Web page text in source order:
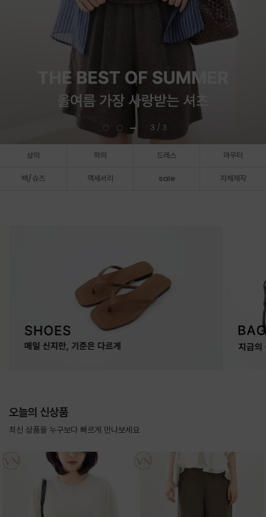
3 / 3
상의 하의 드레스 아우터
백/슈즈 액세서리 sale 자체제작
오늘의 신상품
최신 상품을 누구보다 빠르게 만나보세요